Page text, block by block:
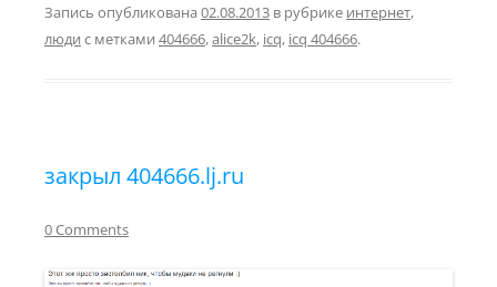
Запись опубликована 02.08.2013 в рубрике интернет,
люди с метками 404666,alice2k, icq, icq 404666.
закрыл 404666.lj.ru
0 Comments